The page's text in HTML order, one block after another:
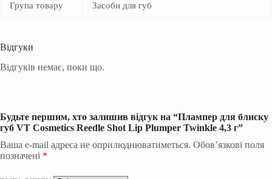
Група товару Засоби для губ
Відгуки
Відгуків немає, поки що.
Будьте першим, хто залишив відгук на “Плампер для блиску
губ VT Cosmetics Reedle Shot Lip Plumper Twinkle 4,3 г”
Ваша e-mail адреса не оприлюднюватиметься. Обов’язкові поля
позначені *